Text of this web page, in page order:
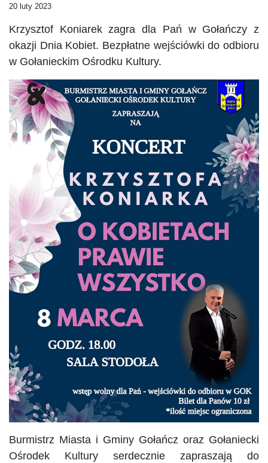
20 luty 2023
Krzysztof Koniarekzagra dla Pań w Gołańczy z
okazji Dnia Kobiet. Bezpłatne wejściówki do odbioru
w Gołanieckim Ośrodku Kultury.
Burmistrz Miasta i Gminy Gołańcz oraz Gołaniecki
Ośrodek Kultury serdecznie zapraszają do